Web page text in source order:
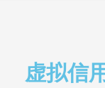
虚拟卡